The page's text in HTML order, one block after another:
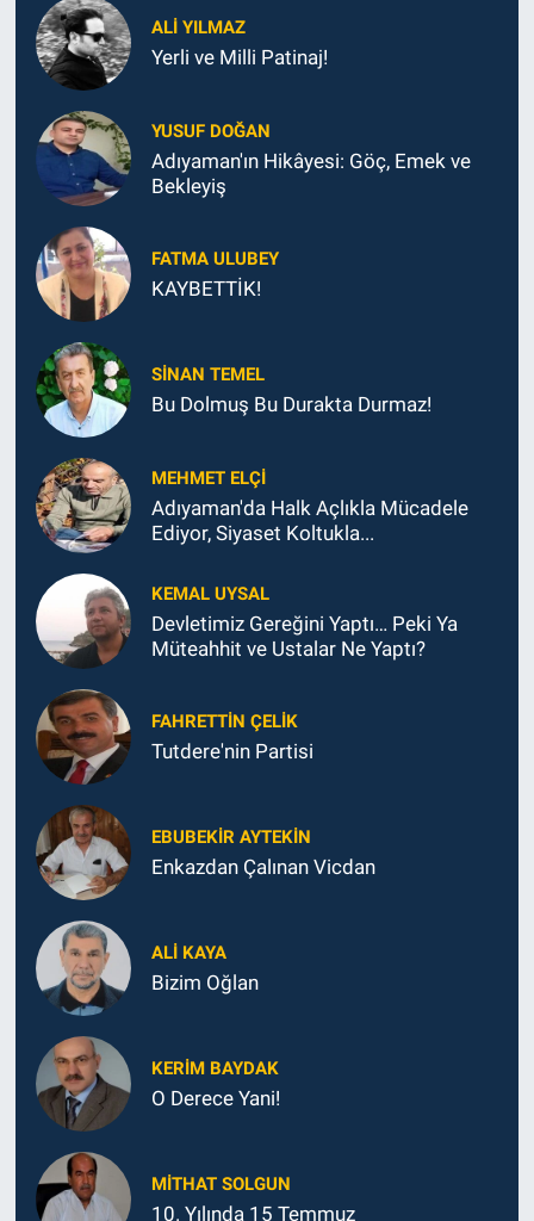
ALI YILMAZ
Yerli ve Milli Patinaj!
YUSUF DOĞAN
Adıyaman'ın Hikâyesi: Göç, Emek ve
Bekleyiş
FATMA ULUBEY
KAYBETTİK!
SINAN TEMEL
Bu Dolmuş Bu Durakta Durmaz!
MEHMET ELÇI
Adıyaman'da Halk Açlıkla Mücadele
Ediyor, Siyaset Koltukla...
KEMAL UYSAL
Devletimiz Gereğini Yaptı… Peki Ya
Müteahhit ve Ustalar Ne Yaptı?
FAHRETTIN ÇELİK
Tutdere'nin Partisi
EBUBEKIR AYTEKIN
Enkazdan Çalınan Vicdan
ALI KAYA
Bizim Oğlan
KERIM BAYDAK
O Derece Yani!
MITHAT SOLGUN
10. Yılında 15 Temmuz